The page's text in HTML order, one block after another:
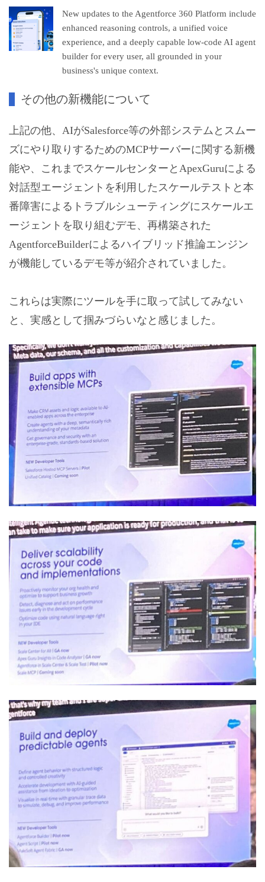
New updates to the Agentforce 360 Platform include
enhanced reasoning controls, a unified voice
experience, and a deeply capable low-code AI agent
builder for every user, all grounded in your
business's unique context.
その他の新機能について
上記の他、AIがSalesforce等の外部システムとスムー
ズにやり取りするためのMCPサーバーに関する新機
能や、これまでスケールセンターとApexGuruによる
対話型エージェントを利用したスケールテストと本
番障害によるトラブルシューティングにスケールエ
ージェントを取り組むデモ、再構築された
AgentforceBuilderによるハイブリッド推論エンジン
が機能しているデモ等が紹介されていました。
これらは実際にツールを手に取って試してみない
と、実感として掴みづらいなと感じました。